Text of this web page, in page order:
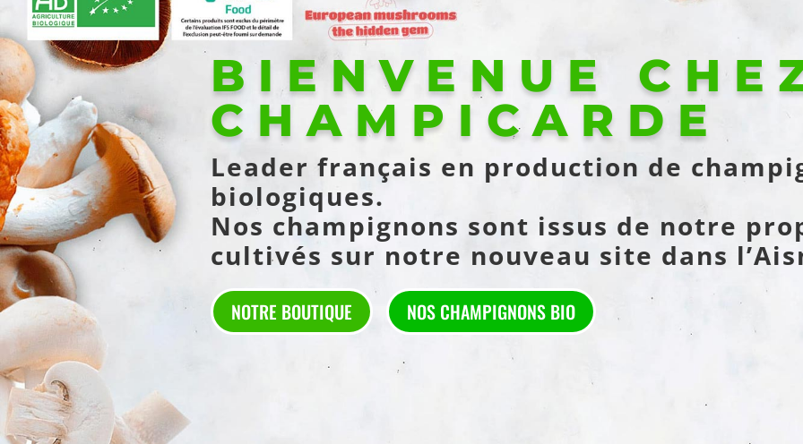
BIENVENUE
CHAMPICARDE
Leader français en production de
biologiques.
Nos champignons sont issus de notre
cultivés sur notre nouveau site dans
NOTRE BOUTIQUE NOS CHAMPIGNONS BIO